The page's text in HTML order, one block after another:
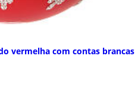
vermelha com contas